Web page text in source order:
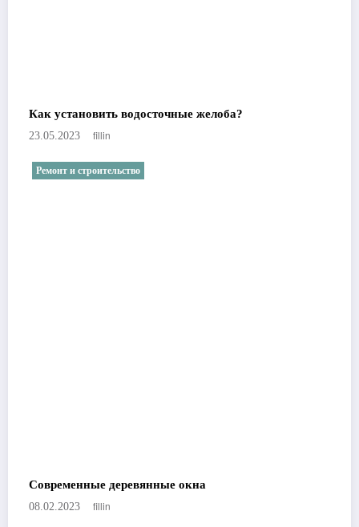
Как установить водосточные желоба?
23.05.2023 fillin
Ремонт и строительство
Современные деревянные окна
08.02.2023 fillin